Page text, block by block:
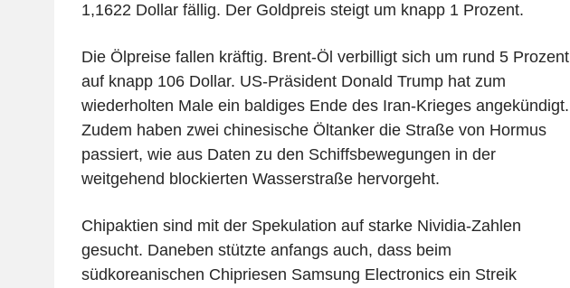
1,1622 Dollar fällig. Der Goldpreis steigt um knapp 1 Prozent.
Die Ölpreise fallen kräftig. Brent-Öl verbilligt sich um rund 5 Prozent
auf knapp 106 Dollar. US-Präsident Donald Trump hat zum
wiederholten Male ein baldiges Ende des Iran-Krieges angekündigt.
Zudem haben zwei chinesische Öltanker die Straße von Hormus
passiert, wie aus Daten zu den Schiffsbewegungen in der
weitgehend blockierten Wasserstraße hervorgeht.
Chipaktien sind mit der Spekulation auf starke Nividia-Zahlen
gesucht. Daneben stützte anfangs auch, dass beim
südkoreanischen Chipriesen Samsung Electronics ein Streik